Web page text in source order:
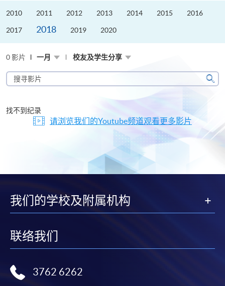
2010 2011 2012 2013 2014 2015 2016
2017 2018 2019 2020
0 影片 一月 校友及学生分享
搜
寻
片
搜
找不到纪录
请浏览我们的Youtube频道观看更多影片
我们的学校及附属机构
联络我们
3762 6262